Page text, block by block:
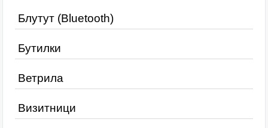
Блутут (Bluetooth)
Бутилки
Ветрила
Визитници